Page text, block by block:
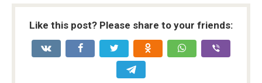
Like this post? Please share to your friends: